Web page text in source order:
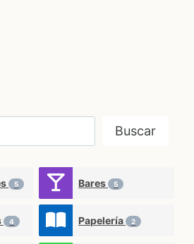
Buscar
5 Bares 5
4 Papelería 2